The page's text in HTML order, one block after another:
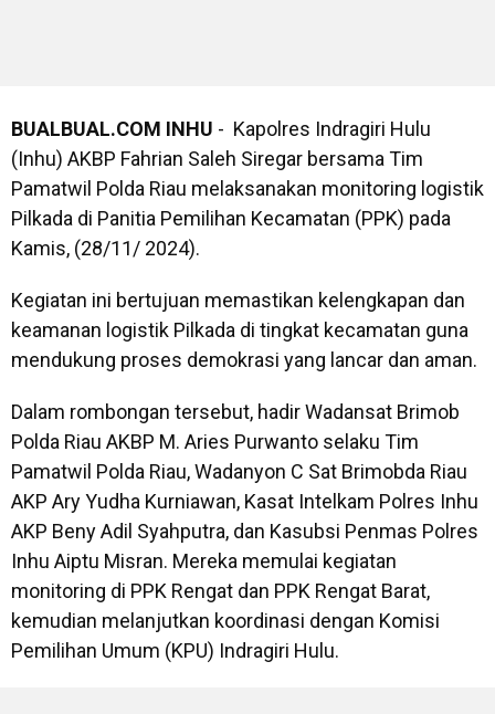
BUALBUAL.COM INHU - Kapolres Indragiri Hulu
(Inhu) AKBP Fahrian Saleh Siregar bersama Tim
Pamatwil Polda Riau melaksanakan monitoring logistik
Pilkada di Panitia Pemilihan Kecamatan (PPK) pada
Kamis, (28/11/ 2024).
Kegiatan ini bertujuan memastikan kelengkapan dan
keamanan logistik Pilkada di tingkat kecamatan guna
mendukung proses demokrasi yang lancar dan aman.
Dalam rombongan tersebut, hadir Wadansat Brimob
Polda Riau AKBP M. Aries Purwanto selaku Tim
Pamatwil Polda Riau, Wadanyon C Sat Brimobda Riau
AKP Ary Yudha Kurniawan, Kasat Intelkam Polres Inhu
AKP Beny Adil Syahputra, dan Kasubsi Penmas Polres
Inhu Aiptu Misran. Mereka memulai kegiatan
monitoring di PPK Rengat dan PPK Rengat Barat,
kemudian melanjutkan koordinasi dengan Komisi
Pemilihan Umum (KPU) Indragiri Hulu.